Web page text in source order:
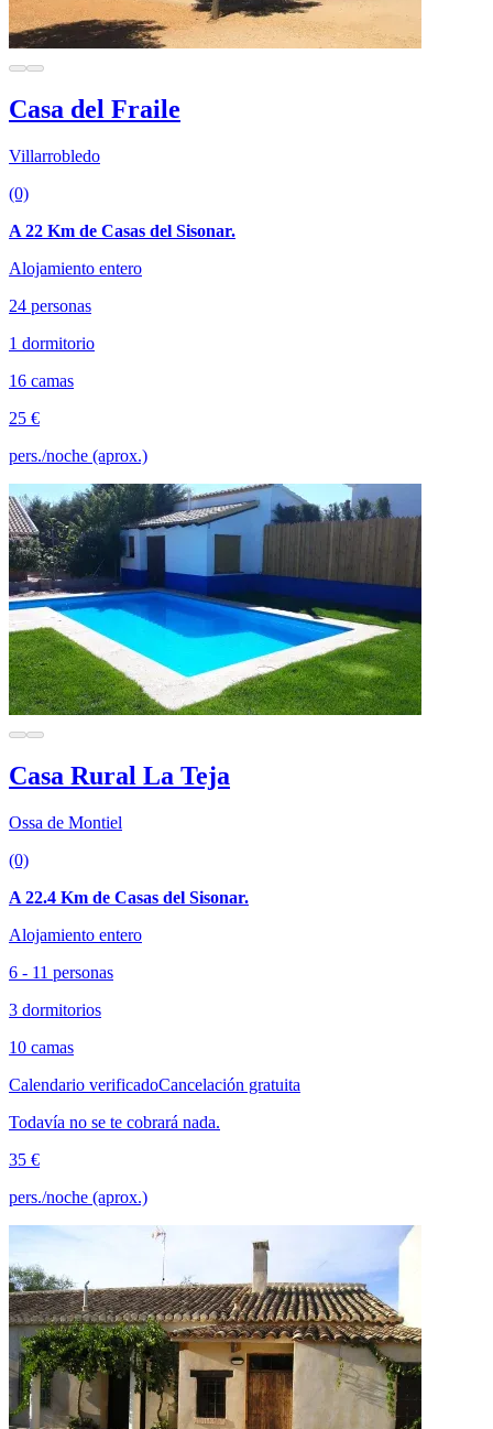
Casa del Fraile
Villarrobledo
(0)
A 22 Km de Casas del Sisonar.
Alojamiento entero
24 personas
1 dormitorio
16 camas
25 €
pers./noche (aprox.)
Casa Rural La Teja
Ossa de Montiel
(0)
A 22.4 Km de Casas del Sisonar.
Alojamiento entero
6 - 11 personas
3 dormitorios
10 camas
Calendario verificadoCancelación gratuita
Todavía no se te cobrará nada.
35 €
pers./noche (aprox.)